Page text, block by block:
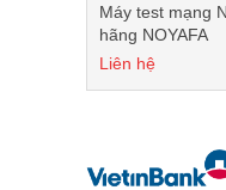
Máy test mạng
hãng NOYAFA
Liên hệ